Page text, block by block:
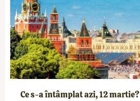
Ce s-a întâmplat azi, 12 martie?